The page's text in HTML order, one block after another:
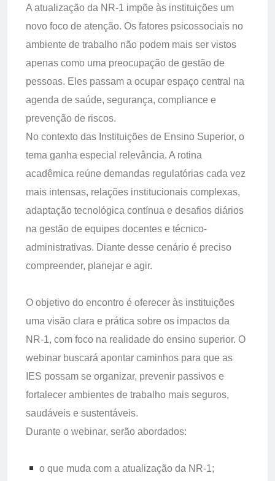
A atualização da NR-1 impõe às instituições um
novo foco de atenção. Os fatores psicossociais no
ambiente de trabalho não podem mais ser vistos
apenas como uma preocupação de gestão de
pessoas. Eles passam a ocupar espaço central na
agenda de saúde, segurança, compliance e
prevenção de riscos.
No contexto das Instituições de Ensino Superior, o
tema ganha especial relevância. A rotina
acadêmica reúne demandas regulatórias cada vez
mais intensas, relações institucionais complexas,
adaptação tecnológica contínua e desafios diários
na gestão de equipes docentes e técnico-
administrativas. Diante desse cenário é preciso
compreender, planejar e agir.
O objetivo do encontro é oferecer às instituições
uma visão clara e prática sobre os impactos da
NR-1, com foco na realidade do ensino superior. O
webinar buscará apontar caminhos para que as
IES possam se organizar, prevenir passivos e
fortalecer ambientes de trabalho mais seguros,
saudáveis e sustentáveis.
Durante o webinar, serão abordados:
o que muda com a atualização da NR-1;